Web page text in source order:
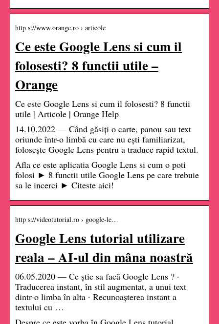
http s://www.orange.ro › articole
Ce este Google Lens si cum il
folosesti? 8 functii utile –
Orange
Ce este Google Lens si cum il folosesti? 8 functii
utile | Articole | Orange Help
14.10.2022 — Când găsiți o carte, panou sau text
oriunde într-o limbă cu care nu ești familiarizat,
folosește Google Lens pentru a traduce rapid textul.
Afla ce este aplicatia Google Lens si cum o poti
folosi ► 8 functii utile Google Lens pe care trebuie
sa le incerci ► Citeste aici!
http s://videotutorial.ro › google-le…
Google Lens tutorial utilizare
reala – AI-ul din mâna noastră
06.05.2020 — Ce știe sa facă Google Lens ? ·
Traducerea instant, în stil augmentat, a unui text
dintr-o limba în alta · Recunoașterea instant a
textului cu …